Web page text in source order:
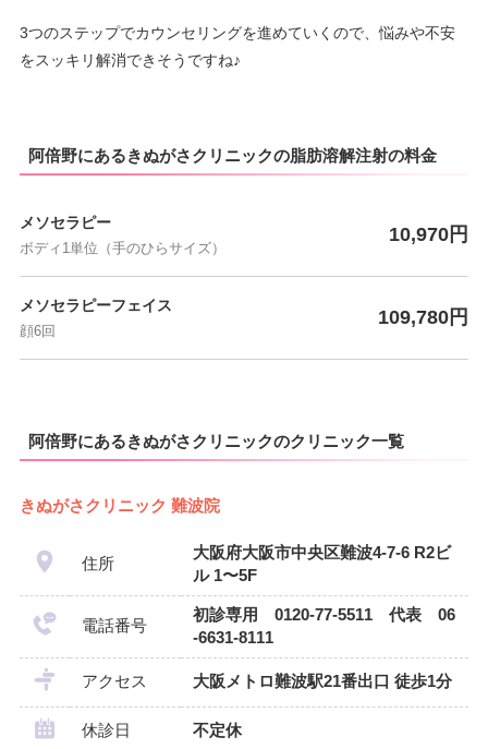
10：00
19：00
10：00
19：00
10：00
19：00
10：00
10：00
10：00
10：00
3つのステップでカウンセリングを進めていくので、悩みや不安
をスッキリ解消できそうですね♪
阿倍野にあるきぬがさクリニックの脂肪溶解注射の料金
メソセラピー
ボディ1単位（手のひらサイズ）
10,970円
メソセラピーフェイス
顔6回
109,780円
阿倍野にあるきぬがさクリニックのクリニック一覧
きぬがさクリニック 難波院
住所
大阪府大阪市中央区難波4-7-6 R2ビ
ル 1〜5F
電話番号
初診専用 0120-77-5511 代表 06
-6631-8111
アクセス 大阪メトロ難波駅21番出口 徒歩1分
休診日 不定休